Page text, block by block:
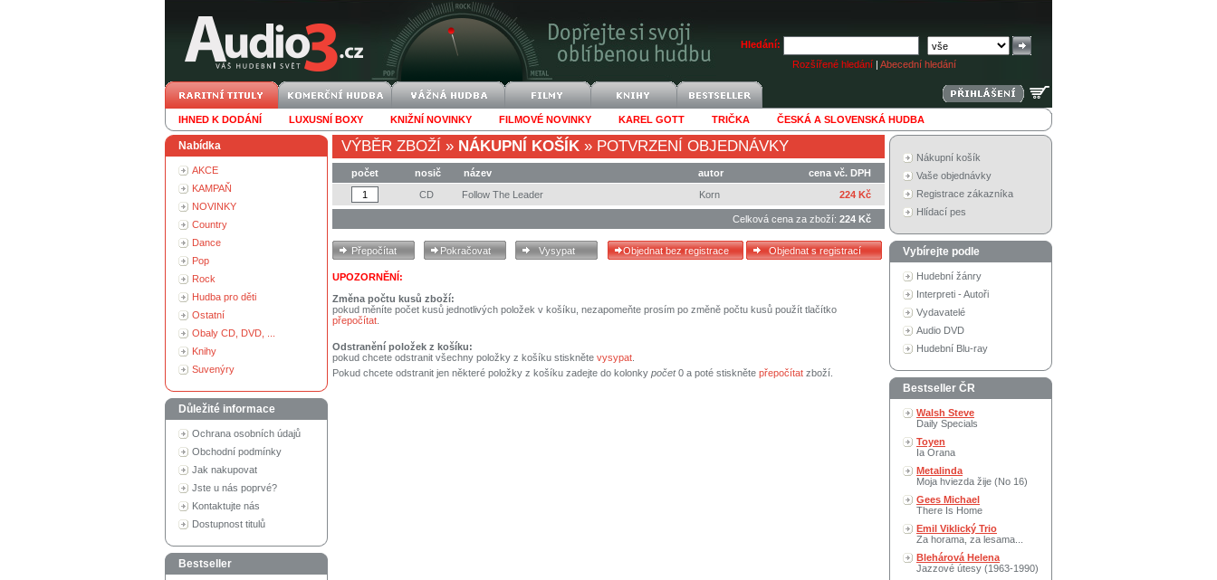
Hledání:
Rozšířené hledání | Abecední hledání
IHNED K DODÁNÍ LUXUSNÍ BOXY KNIŽNÍ NOVINKY FILMOVÉ NOVINKY KAREL GOTT TRIČKA ČESKÁ A SLOVENSKÁ HUDBA
Nabídka
AKCE
KAMPAŇ
NOVINKY
Country
Dance
Pop
Rock
Hudba pro děti
Ostatní
Obaly CD, DVD, ...
Knihy
Suvenýry
Důležité informace
Ochrana osobních údajů
Obchodní podmínky
Jak nakupovat
Jste u nás poprvé?
Kontaktujte nás
Dostupnost titulů
Bestseller
VÝBĚR ZBOŽÍ » NÁKUPNÍ KOŠÍK » POTVRZENÍ OBJEDNÁVKY
počet nosič název autor
cena vč. DPH
CD
Follow The Leader Korn 224 Kč
Celková cena za zboží: 224 Kč
UPOZORNĚNÍ:
Změna počtu kusů zboží:
pokud měníte počet kusů jednotlivých položek v košíku, nezapomeňte prosím po změně počtu kusů použít tlačítko
přepočítat
Odstranění položek z košíku:
pokud chcete odstranit všechny položky z košíku stiskněte vysypat
Pokud chcete odstranit jen některé položky z košíku zadejte do kolonky počet0 a poté stiskněte přepočítat zboží.
Nákupní košík
Vaše objednávky
Registrace zákazníka
Hlídací pes
Vybírejte podle
Hudební žánry
Interpreti - Autoři
Vydavatelé
Audio DVD
Hudební Blu-ray
Bestseller ČR
Walsh Steve
Daily Specials
Toyen
Ia Orana
Metalinda
Moja hviezda žije (No 16)
Gees Michael
There Is Home
Emil Viklický Trio
Za horama, za lesama...
Blehárová Helena
Jazzové útesy (1963-1990)